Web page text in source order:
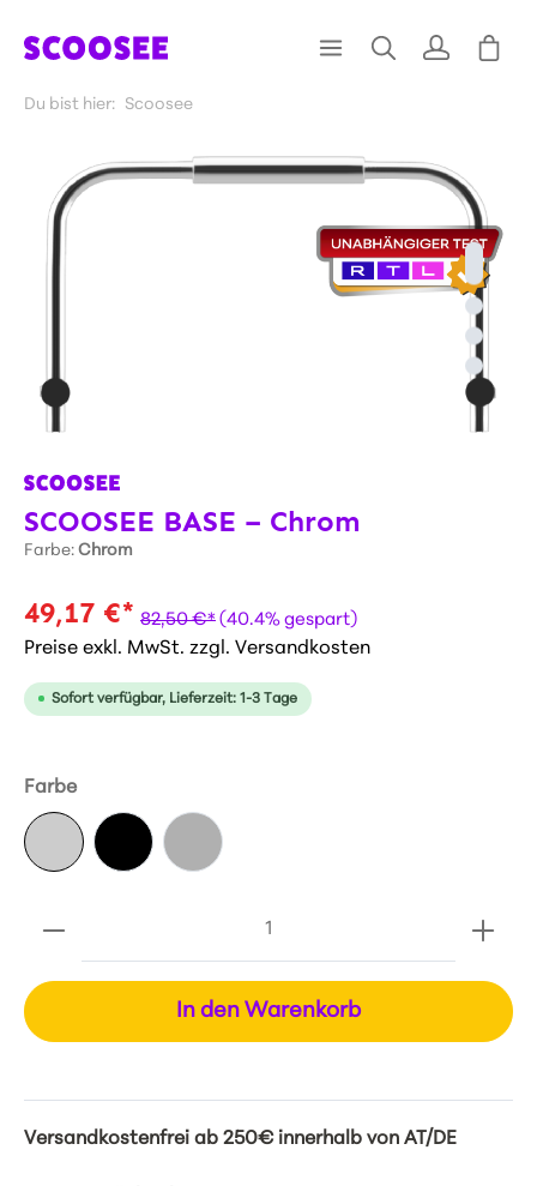
Du bist hier: Scoosee
SCOOSEE BASE – Chrom
Farbe: Chrom
49,17 €* 82,50 €* (40.4% gespart)
Preise exkl. MwSt. zzgl. Versandkosten
Sofort verfügbar, Lieferzeit: 1-3 Tage
Farbe
In den Warenkorb
Versandkostenfrei ab 250€ innerhalb von AT/DE